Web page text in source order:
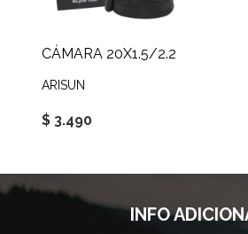
CÁMARA 20X1.5/2.2
ARISUN
$ 3.490
INFO